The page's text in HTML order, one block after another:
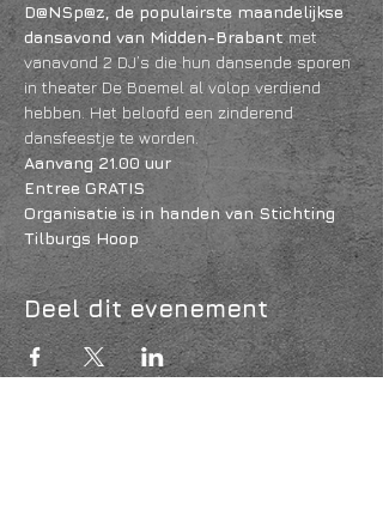
D@NSp@z, de populairste maandelijkse
dansavond van Midden-Brabant met
vanavond 2 DJ’s die hun dansende sporen
in theater De Boemel al volop verdiend
hebben. Het beloofd een zinderend
dansfeestje te worden.
Aanvang 21.00 uur
Entree GRATIS
Organisatie is in handen van Stichting
Tilburgs Hoop
Deel dit evenement